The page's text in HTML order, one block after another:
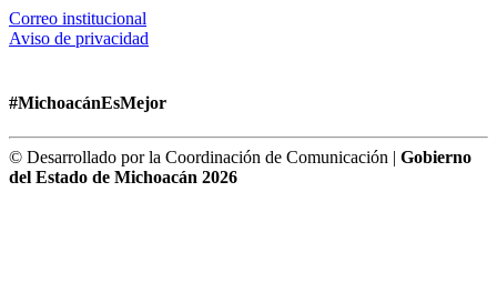
Correo institucional
Aviso de privacidad
#MichoacánEsMejor
© Desarrollado por la Coordinación de Comunicación | Gobierno
del Estado de Michoacán 2026